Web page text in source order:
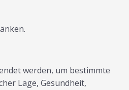
werden, um bestimmte
Lage, Gesundheit,